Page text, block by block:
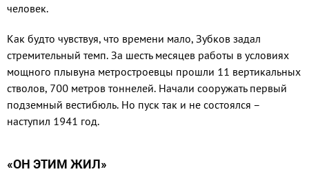
человек.
Как будто чувствуя, что времени мало, Зубков задал
стремительный темп. За шесть месяцев работы в условиях
мощного плывуна метростроевцы прошли 11 вертикальных
стволов, 700 метров тоннелей. Начали сооружать первый
подземный вестибюль. Но пуск так и не состоялся –
наступил 1941 год.
«ОН ЭТИМ ЖИЛ»